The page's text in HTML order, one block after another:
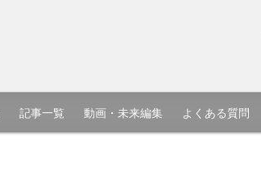
記事一覧 動画・未来編集 よくある質問